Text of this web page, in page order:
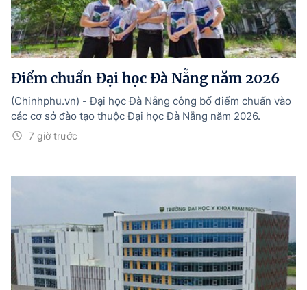
Điểm chuẩn Đại học Đà Nẵng năm 2026
7 giờ trước
(Chinhphu.vn) - Đại học Đà Nẵng công bố điểm chuẩn vào
các cơ sở đào tạo thuộc Đại học Đà Nẵng năm 2026.